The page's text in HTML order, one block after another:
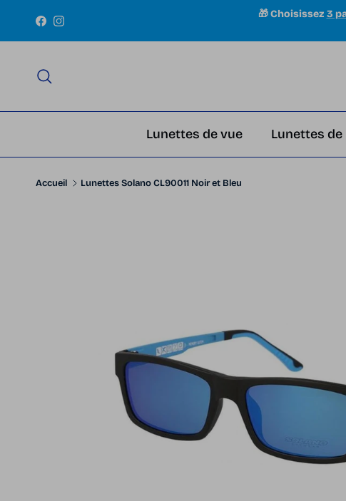
FacebookInstagram
🎁 Choisissez 3
Lunettes de vue Lunettes
Accueil Lunettes Solano CL90011 Noir et Bleu